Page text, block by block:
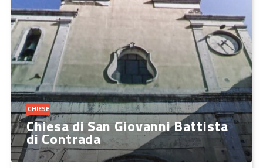
CHIESE
Chiesa di San Giovanni Battista
di Contrada